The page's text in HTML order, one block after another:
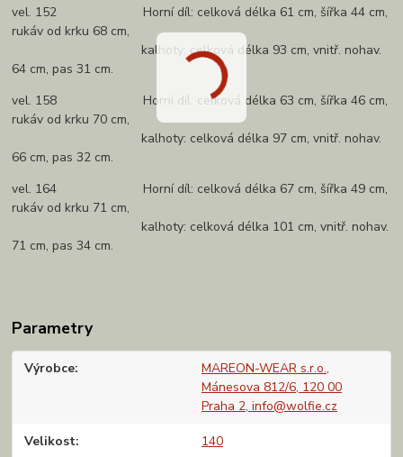
vel. 152 Horní díl: celková délka 61 cm, šířka 44 cm,
rukáv od krku 68 cm,
kalhoty: celková délka 93 cm, vnitř. nohav.
64 cm, pas 31 cm.
vel. 158 Horní díl: celková délka 63 cm, šířka 46 cm,
rukáv od krku 70 cm,
kalhoty: celková délka 97 cm, vnitř. nohav.
66 cm, pas 32 cm.
vel. 164 Horní díl: celková délka 67 cm, šířka 49 cm,
rukáv od krku 71 cm,
kalhoty: celková délka 101 cm, vnitř. nohav.
71 cm, pas 34 cm.
Parametry
Výrobce
MAREON-WEAR s.r.o.,
Mánesova 812/6, 120 00
Praha 2, info@wolfie.cz
Velikost 140